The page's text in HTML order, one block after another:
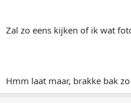
Zal zo eens kijken of ik wat
Hmm laat maar, brakke bak